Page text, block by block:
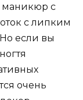
маникюр с
с липким
если вы
очень